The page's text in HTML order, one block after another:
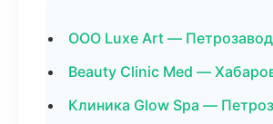
ООО Luxe Art —
Beauty Clinic Med —
Клиника Glow Spa —